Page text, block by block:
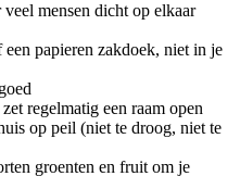
mensen dicht op elkaar
papieren zakdoek, niet in je
regelmatig een raam open
op peil (niet te droog, niet te
groenten en fruit om je